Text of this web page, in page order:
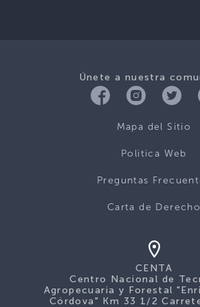
Únete a nuestra
Mapa del Sitio
Politica Web
Preguntas
Carta de Derecho
CENTA
Centro Nacional de
Agropecuaria y Forestal
Córdova" Km 33 1/2